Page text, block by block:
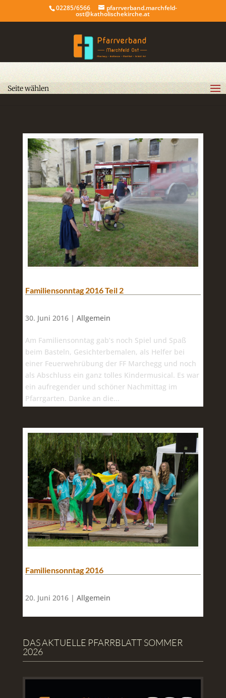
02285/6566 pfarrverband.marchfeld-
ost@katholischekirche.at
Seite wählen
Familiensonntag 2016 Teil 2
30. Juni 2016 | Allgemein
Am Familiensonntag gab’s noch Spiel und Spaß
beim Basteln, Gesichterbemalen, als Helfer bei
einer Feuerwehrübung der FF Marchegg und noch
als Abschluss ein ganz tolles Kindermusical. Es war
ein aufregender und schöner Nachmittag im
Pfarrgarten. Danke an die...
Familiensonntag 2016
20. Juni 2016 | Allgemein
DAS AKTUELLE PFARRBLATT SOMMER
2026